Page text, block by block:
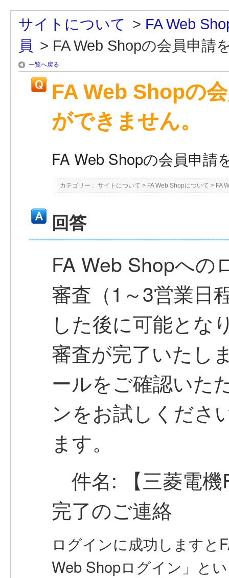
サイトについて > FA Web
員 > FA Web Shopの会員申請
一覧へ戻る
FA Web Shopの
ができません。
FA Web Shopの会員申
カテゴリー : サイトについて > FA Web Shopについて > FA
回答
FA Web Shopへの
審査（1～3営業日
した後に可能とな
審査が完了いたし
ールをご確認いた
ンをお試しくださ
ます。
件名: 【三菱電機
完了のご連絡
ログインに成功しますと
Web Shopログイン」と